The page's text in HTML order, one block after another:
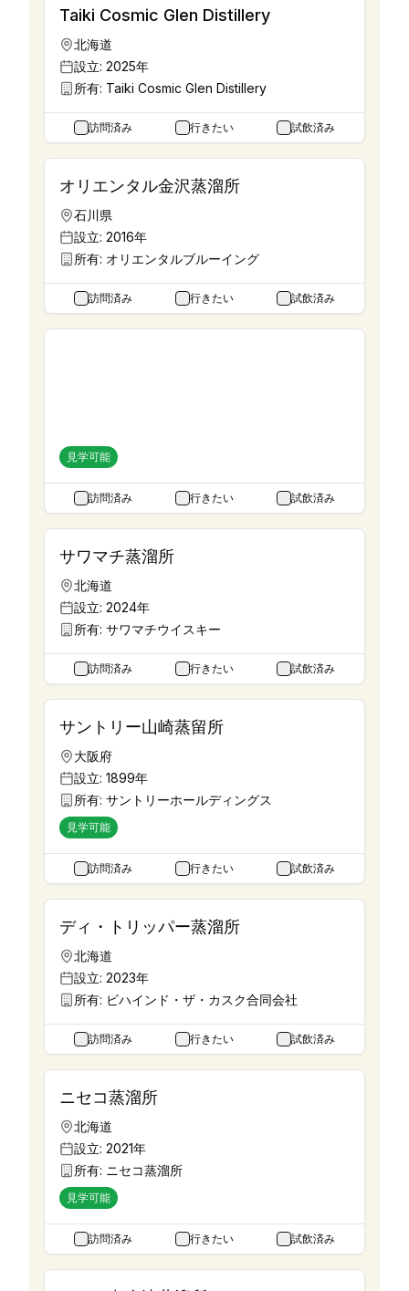
Taiki Cosmic Glen Distillery
北海道
設立: 2025年
所有: Taiki Cosmic Glen Distillery
訪問済み 行きたい 試飲済み
オリエンタル金沢蒸溜所
石川県
設立: 2016年
所有: オリエンタルブルーイング
訪問済み 行きたい 試飲済み
見学可能
訪問済み 行きたい 試飲済み
サワマチ蒸溜所
北海道
設立: 2024年
所有: サワマチウイスキー
訪問済み 行きたい 試飲済み
サントリー山崎蒸留所
大阪府
設立: 1899年
所有: サントリーホールディングス
見学可能
訪問済み 行きたい 試飲済み
ディ・トリッパー蒸溜所
北海道
設立: 2023年
所有: ビハインド・ザ・カスク合同会社
訪問済み 行きたい 試飲済み
ニセコ蒸溜所
北海道
設立: 2021年
所有: ニセコ蒸溜所
見学可能
訪問済み 行きたい 試飲済み